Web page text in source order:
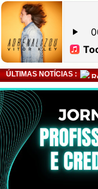
ÚLTIMAS NOTÍCIAS :